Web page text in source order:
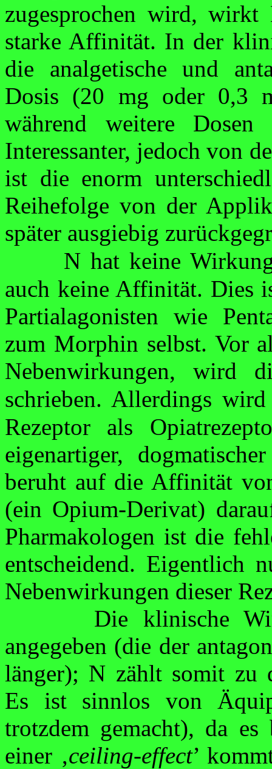
zuge­sprochen wird,
starke Affinität. In der
die analge­tische und
Dosis (20 mg oder 0,3
während weitere
Interessanter, jedoch von
ist die enorm
Reihefolge von der
später ausgiebig
N hat keine
auch keine Affi­nität. Dies
Partialagonisten wie
zum Morphin selbst. Vor
Nebenwirkungen, wird
schrieben. Allerdings
Rezeptor als
eigenartiger,
beruht auf die Affinität
(ein Opium-Derivat)
Pharmakologen ist die
entscheidend. Eigentlich
Nebenwirkungen dieser
Die klinische
angegeben (die der
länger); N zählt somit zu
Es ist sinnlos von
trotzdem gemacht), da
einer ‚ceiling-effect’